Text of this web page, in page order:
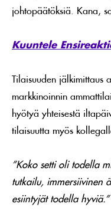
johtopäätöksiä. Kana,
Kuuntele
Tilaisuuden jälkimittaus
markkinoinnin
hyötyä yhteisestä
tilaisuutta myös
”Koko setti oli todella
tutkailu, immersiivinen
esiintyjät todella hyviä.”